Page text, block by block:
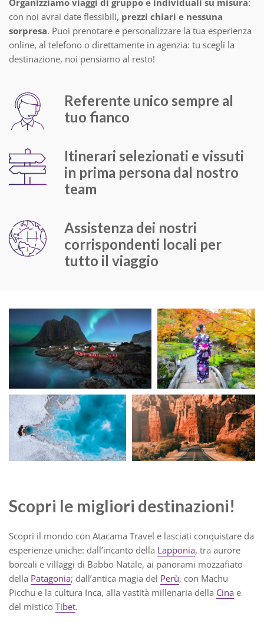
Organizziamo viaggi di gruppo e individuali su misura:
con noi avrai date flessibili, prezzi chiari e nessuna
sorpresa. Puoi prenotare e personalizzare la tua esperienza
online, al telefono o direttamente in agenzia: tu scegli la
destinazione, noi pensiamo al resto!
Referente unico sempre al
tuo fianco
Itinerari selezionati e vissuti
in prima persona dal nostro
team
Assistenza dei nostri
corrispondenti locali per
tutto il viaggio
Scopri le migliori destinazioni!
Scopri il mondo con Atacama Travel e lasciati conquistare da
esperienze uniche: dall’incanto della Lapponia, tra aurore
boreali e villaggi di Babbo Natale, ai panorami mozzafiato
della Patagonia; dall’antica magia del Perù, con Machu
Picchu e la cultura Inca, alla vastità millenaria della Cina e
del mistico Tibet.